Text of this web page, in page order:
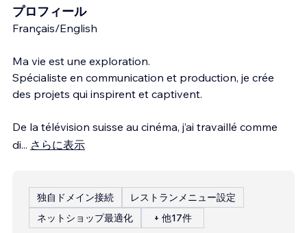
プロフィール
Français/English
Ma vie est une exploration.
Spécialiste en communication et production, je crée
des projets qui inspirent et captivent.
De la télévision suisse au cinéma, j’ai travaillé comme
di... さらに表示
独自ドメイン接続
レストランメニュー設定
ネットショップ最適化
+ 他17件